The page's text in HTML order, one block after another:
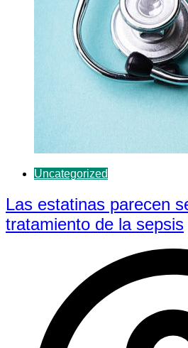
Uncategorized
Las estatinas parecen
tratamiento de la sepsis